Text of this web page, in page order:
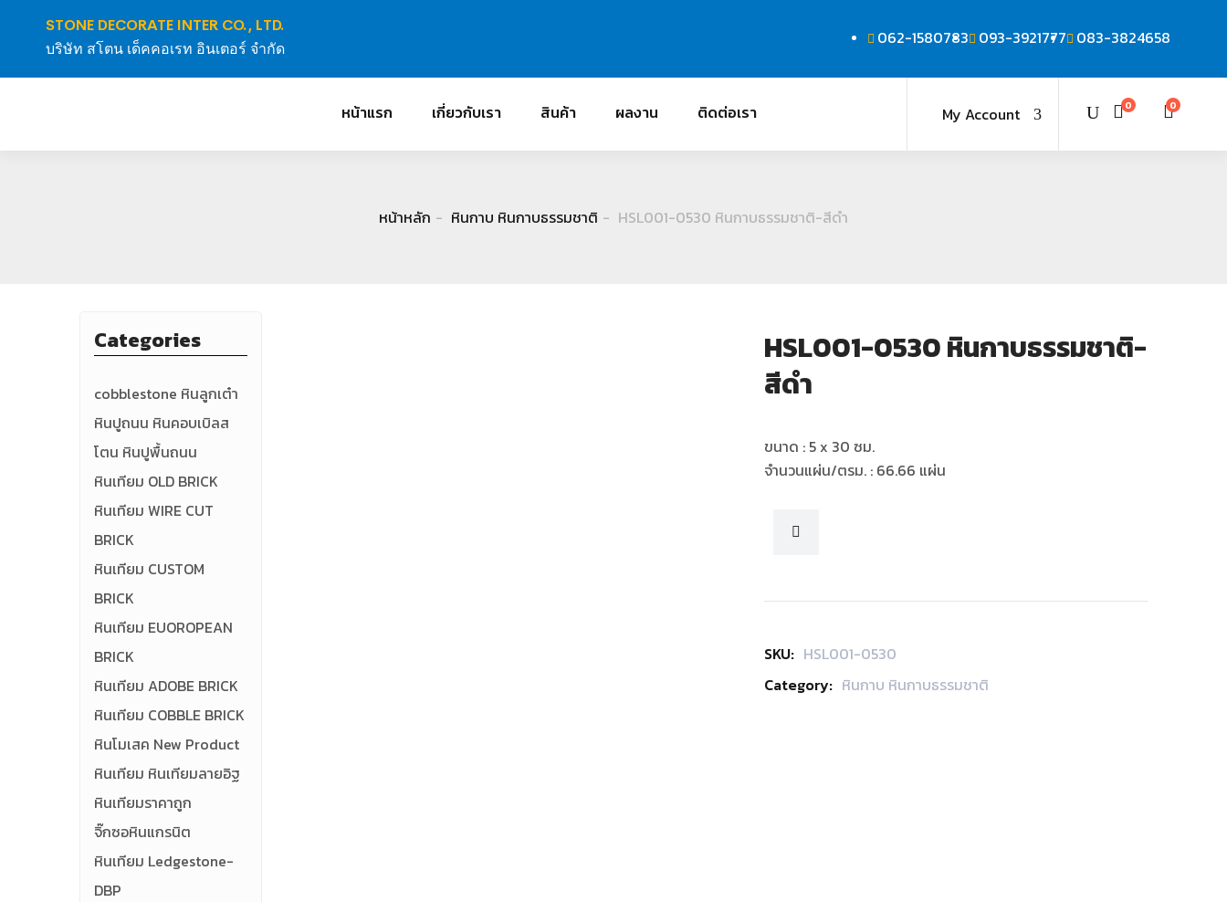
STONE DECORATE INTER CO., LTD.
บริษัท สโตน เด็คคอเรท อินเตอร์ จำกัด
062-1580783 093-3921777 083-3824658
หน้าแรก เกี่ยวกับเรา สินค้า ผลงาน ติดต่อเรา My Account 0
0
หน้าหลัก หินกาบ หินกาบธรรมชาติ HSL001-0530 หินกาบธรรมชาติ-สีดำ
Categories
cobblestone หินลูกเต๋า
หินปูถนน หินคอบเบิลส
โตน หินปูพื้นถนน
หินเทียม OLD BRICK
หินเทียม WIRE CUT
BRICK
หินเทียม CUSTOM
BRICK
หินเทียม EUOROPEAN
BRICK
หินเทียม ADOBE BRICK
หินเทียม COBBLE BRICK
หินโมเสค New Product
หินเทียม หินเทียมลายอิฐ
หินเทียมราคาถูก
จิ๊กซอหินแกรนิต
หินเทียม Ledgestone-
DBP
HSL001-0530 หินกาบธรรมชาติ-
สีดำ
ขนาด : 5 x 30 ซม.
จำนวนแผ่น/ตรม. : 66.66 แผ่น
SKU: HSL001-0530
Category: หินกาบ หินกาบธรรมชาติ